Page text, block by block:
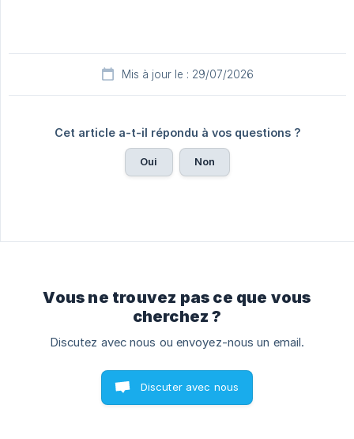
Mis à jour le : 29/07/2026
Cet article a-t-il répondu à vos questions ?
Oui Non
Vous ne trouvez pas ce que vous
cherchez ?
Discutez avec nous ou envoyez-nous un email.
Discuter avec nous